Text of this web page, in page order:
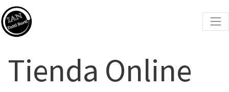
Tienda Online